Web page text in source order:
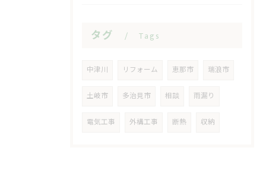
タグ Tags
中津川 リフォーム 恵那市 瑞浪市
土岐市 多治見市 相談 雨漏り
電気工事 外構工事 断熱 収納